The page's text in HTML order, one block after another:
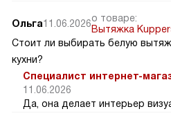
Ольга11.06.2026о товаре:
Вытяжка
Стоит ли выбирать белую
кухни?
Специалист интернет-
11.06.2026
Да, она делает интерьер